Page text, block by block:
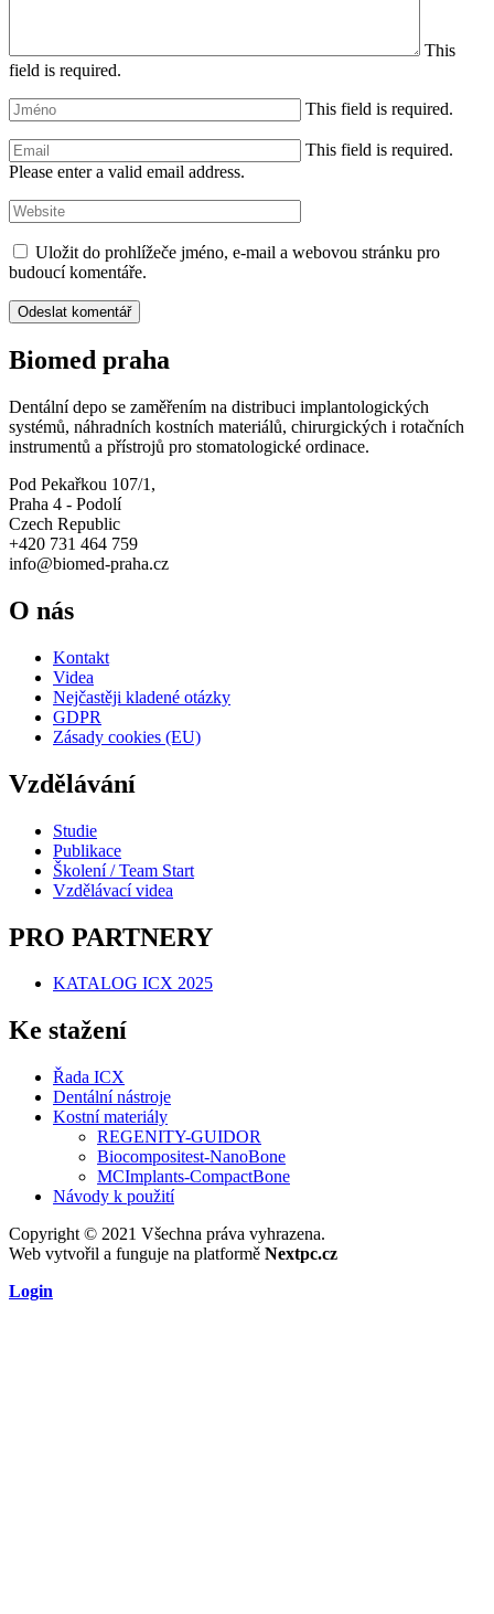
This
field is required.
This field is required.
This field is required.
Please enter a valid email address.
Uložit do prohlížeče jméno, e-mail a webovou stránku pro
budoucí komentáře.
Biomed praha
Dentální depo se zaměřením na distribuci implantologických
systémů, náhradních kostních materiálů, chirurgických i rotačních
instrumentů a přístrojů pro stomatologické ordinace.
Pod Pekařkou 107/1,
Praha 4 - Podolí
Czech Republic
+420 731 464 759
info@biomed-praha.cz
O nás
Kontakt
Videa
Nejčastěji kladené otázky
GDPR
Zásady cookies (EU)
Vzdělávání
Studie
Publikace
Školení / Team Start
Vzdělávací videa
PRO PARTNERY
KATALOG ICX 2025
Ke stažení
Řada ICX
Dentální nástroje
Kostní materiály
REGENITY-GUIDOR
Biocompositest-NanoBone
MCImplants-CompactBone
Návody k použití
Copyright © 2021 Všechna práva vyhrazena.
Web vytvořil a funguje na platformě Nextpc.cz
Login